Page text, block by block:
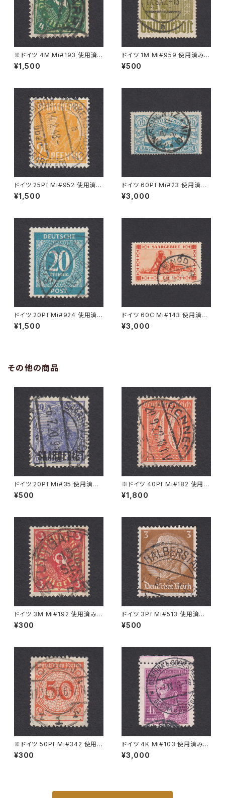
※ドイツ 4M Mi#193 使用済
み切手｜VARREL 30.11.1922
¥1,500
ドイツ 1M Mi#959 使用済み切
手｜STENDAL 11.8.1947
¥500
ドイツ 25Pf Mi#952 使用済み
切手｜MERKERSHAUSEN 14.
2.1948
¥1,500
ドイツ 60Pf Mi#23 使用済み
切手｜PONISCHOWITZ 22.1
1.1921
¥3,000
ドイツ 20Pf Mi#924 使用済み
切手｜SIGLINGEN 7.11.1947
¥1,500
ドイツ 60C Mi#143 使用済み
切手｜EINÖD 8.9.1934
¥3,000
その他の商品
ドイツ 20Pf Mi#35 使用済み
切手｜SAARBRÜCKEN 6.7.1
920
¥500
※ドイツ 40Pf Mi#182 使用済
み切手｜HONNEF 20.9.1922
¥1,800
ドイツ 3M Mi#192 使用済み切
手｜STUTTGART 13.SEP.19
22
¥300
ドイツ 3Pf Mi#513 使用済み
切手｜HALBERSTADT 17.8.1
935
¥500
※ドイツ 50Pf Mi#342 使用済
み切手｜CÖLN 11.11.1925
¥300
ドイツ 4K Mi#103 使用済み切
手｜DESCHNA b. SOBIESLA
U 1.XII.1942
¥3,000